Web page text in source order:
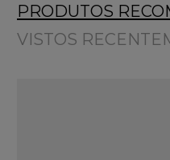
PRODUTOS
VISTOS